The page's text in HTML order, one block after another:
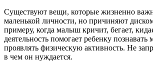
Существуют вещи, которые жизненно
маленькой личности, но причиняют
примеру, когда малыш кричит, бегает,
деятельность помогает ребенку познавать
проявлять физическую активность. Не
в чем он нуждается.